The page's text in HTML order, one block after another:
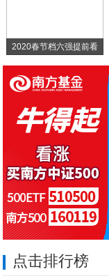
2020春节档六强提前看
点击排行榜